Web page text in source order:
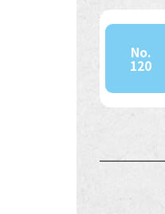
No.
120